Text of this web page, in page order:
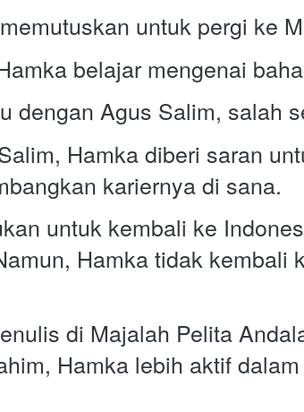
untuk pergi ke
belajar mengenai
Hamka diberi saran
kariernya di sana.
untuk kembali ke
Hamka tidak kembali
di Majalah Pelita
Hamka lebih aktif